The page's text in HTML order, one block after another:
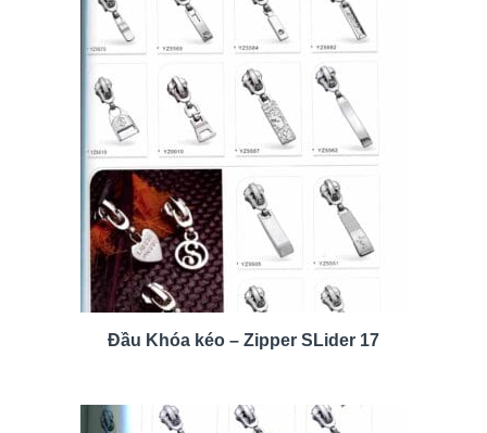
Đầu Khóa kéo – Zipper SLider 17